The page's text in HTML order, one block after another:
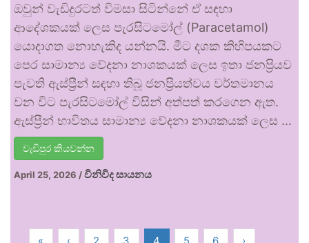
ඔවුන් වැඩිදුරටත් විමසා සිටින්නේ ඒ සඳහා
ආදේශකයක් ලෙස පැරසිටමෝල් (Paracetamol)
යොදාගත නොහැකිද යන්නයි. මීට දශක කිහිපයකට
පෙර සාමාන්‍ය වේදනා නාශකයක් ලෙස ඉතා ජනප්‍රියව
පැවති ඇස්ප්‍රීන් සඳහා තිබූ ජනප්‍රියත්වය වර්තමානය
වන විට පැරසිටමෝල් විසින් අත්පත් කරගෙන ඇත.
ඇස්ප්‍රීන් භාවිතය සාමාන්‍ය වේදනා නාශකයක් ලෙස …
වැඩිපුර කියවන්න
April 25, 2026 /විනිවිද සායනය